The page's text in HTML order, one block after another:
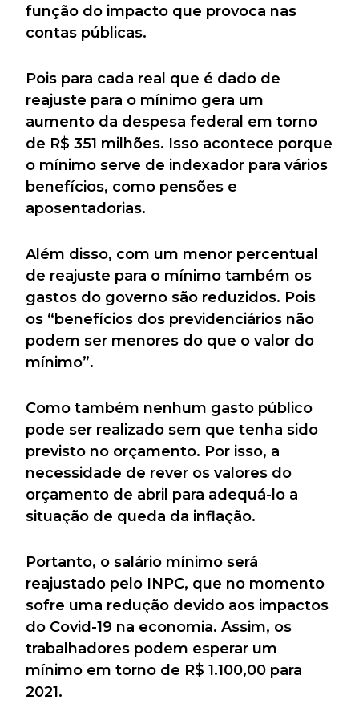
função do impacto que provoca nas
contas públicas.
Pois para cada real que é dado de
reajuste para o mínimo gera um
aumento da despesa federal em torno
de R$ 351 milhões. Isso acontece porque
o mínimo serve de indexador para vários
benefícios, como pensões e
aposentadorias.
Além disso, com um menor percentual
de reajuste para o mínimo também os
gastos do governo são reduzidos. Pois
os “benefícios dos previdenciários não
podem ser menores do que o valor do
mínimo”.
Como também nenhum gasto público
pode ser realizado sem que tenha sido
previsto no orçamento. Por isso, a
necessidade de rever os valores do
orçamento de abril para adequá-lo a
situação de queda da inflação.
Portanto, o salário mínimo será
reajustado pelo INPC, que no momento
sofre uma redução devido aos impactos
do Covid-19 na economia. Assim, os
trabalhadores podem esperar um
mínimo em torno de R$ 1.100,00 para
2021.